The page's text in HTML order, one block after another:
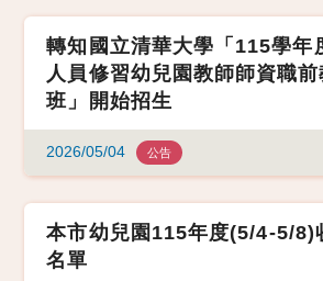
轉知國立清華大學「115學年
人員修習幼兒園教師師資職
班」開始招生
2026/05/04 公告
本市幼兒園115年度(5/4-5/8)
名單